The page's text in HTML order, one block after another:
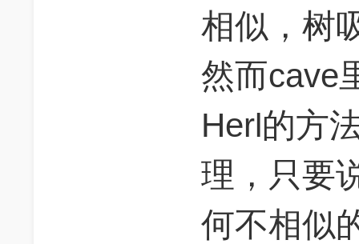
相似，树
然而cave
Herl的方
理，只要
何不相似